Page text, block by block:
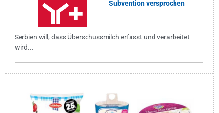
Subvention versprochen
Serbien will, dass Überschussmilch erfasst und verarbeitet
wird...